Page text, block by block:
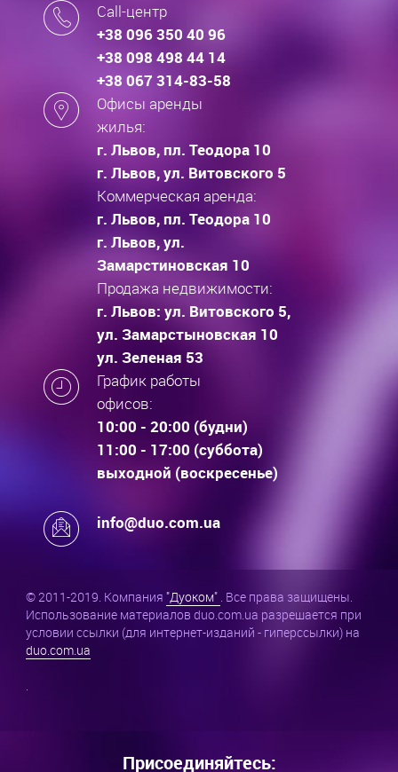
Call-центр
+38 096 350 40 96
+38 098 498 44 14
+38 067 314-83-58
Офисы аренды
жилья:
г. Львов, пл. Теодора 10
г. Львов, ул. Витовского 5
Коммерческая аренда:
г. Львов, пл. Теодора 10
г. Львов, ул.
Замарстиновская 10
Продажа недвижимости:
г. Львов: ул. Витовского 5,
ул. Замарстыновская 10
ул. Зеленая 53
График работы
офисов:
10:00 - 20:00 (будни)
11:00 - 17:00 (суббота)
выходной (воскресенье)
info@duo.com.ua
© 2011-2019. Компания "Дуоком" . Все права защищены.
Использование материалов duo.com.ua разрешается при
условии ссылки (для интернет-изданий - гиперссылки) на
duo.com.ua
.
Присоединяйтесь: